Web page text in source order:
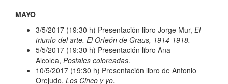
MAYO
3/5/2017 (19:30 h) Presentación libro Jorge Mur, El
triunfo del arte. El Orfeón de Graus, 1914-1918.
5/5/2017 (19:30 h) Presentación libro Ana
Alcolea, Postales coloreadas.
10/5/2017 (19:30 h) Presentación libro de Antonio
Orejudo, Los Cinco y yo.